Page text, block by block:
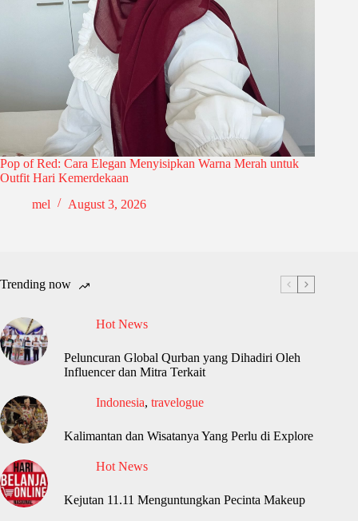
Pop of Red: Cara Elegan Menyisipkan Warna Merah untuk
Outfit Hari Kemerdekaan
mel
August 3, 2026
Trending now
Hot News
Peluncuran Global Qurban yang Dihadiri Oleh
Influencer dan Mitra Terkait
Indonesia, travelogue
Kalimantan dan Wisatanya Yang Perlu di Explore
Hot News
Kejutan 11.11 Menguntungkan Pecinta Makeup